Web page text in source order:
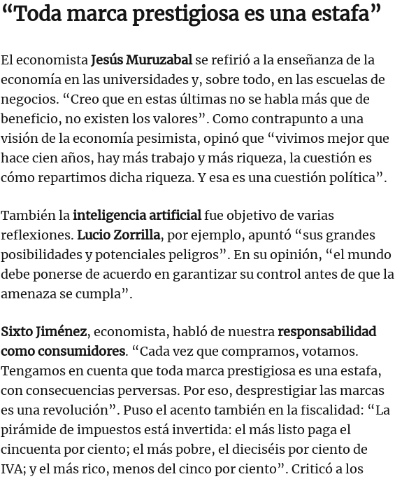
“Toda marca prestigiosa es una estafa”
El economistaJesús Muruzabalse refirió a la enseñanza de la
economía en las universidades y, sobre todo, en las escuelas de
negocios. “Creo que en estas últimas no se habla más que de
beneficio, no existen los valores”. Como contrapunto a una
visión de la economía pesimista, opinó que “vivimos mejor que
hace cien años, hay más trabajo y más riqueza, la cuestión es
cómo repartimos dicha riqueza. Y esa es una cuestión política”.
También lainteligencia artificialfue objetivo de varias
reflexiones. Lucio Zorrilla, por ejemplo, apuntó “sus grandes
posibilidades y potenciales peligros”. En su opinión, “el mundo
debe ponerse de acuerdo en garantizar su control antes de que la
amenaza se cumpla”.
Sixto Jiménez, economista, habló de nuestraresponsabilidad
como consumidores. “Cada vez que compramos, votamos.
Tengamos en cuenta que toda marca prestigiosa es una estafa,
con consecuencias perversas. Por eso, desprestigiar las marcas
es una revolución”. Puso el acento también en la fiscalidad: “La
pirámide de impuestos está invertida: el más listo paga el
cincuenta por ciento; el más pobre, el dieciséis por ciento de
IVA; y el más rico, menos del cinco por ciento”. Criticó a los